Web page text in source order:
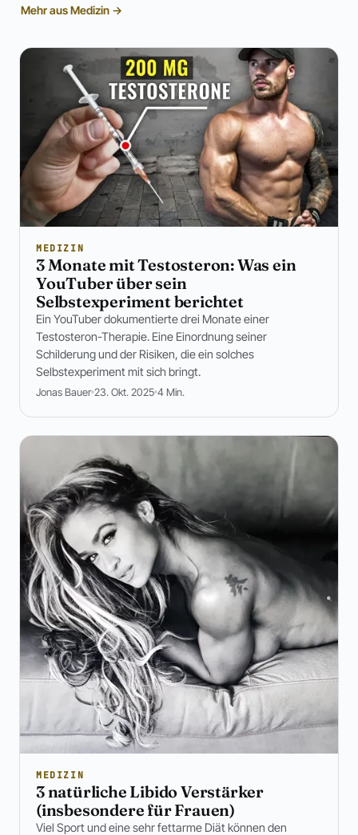
Mehr aus Medizin →
MEDIZIN
3 Monate mit Testosteron: Was ein
YouTuber über sein
Selbstexperiment berichtet
Ein YouTuber dokumentierte drei Monate einer
Testosteron-Therapie. Eine Einordnung seiner
Schilderung und der Risiken, die ein solches
Selbstexperiment mit sich bringt.
Jonas Bauer 23. Okt. 2025 4 Min.
MEDIZIN
3 natürliche Libido Verstärker
(insbesondere für Frauen)
Viel Sport und eine sehr fettarme Diät können den